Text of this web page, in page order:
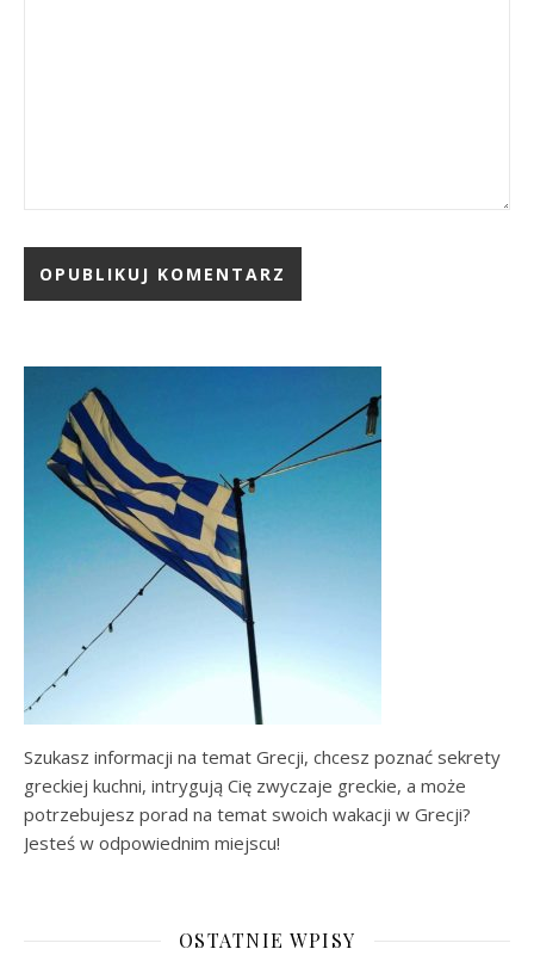
Szukasz informacji na temat Grecji, chcesz poznać sekrety
greckiej kuchni, intrygują Cię zwyczaje greckie, a może
potrzebujesz porad na temat swoich wakacji w Grecji?
Jesteś w odpowiednim miejscu!
OSTATNIE WPISY